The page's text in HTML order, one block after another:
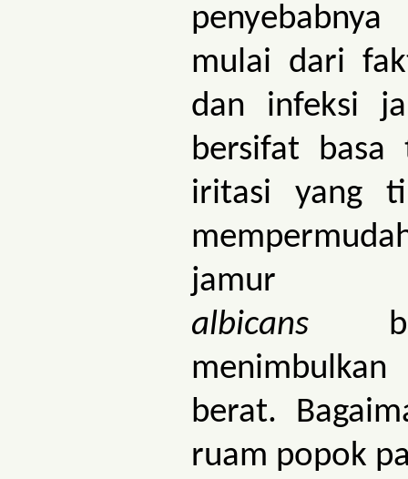
mulai dari
dan infeksi
bersifat basa
iritasi yang
albicans
berat.
ruam popok